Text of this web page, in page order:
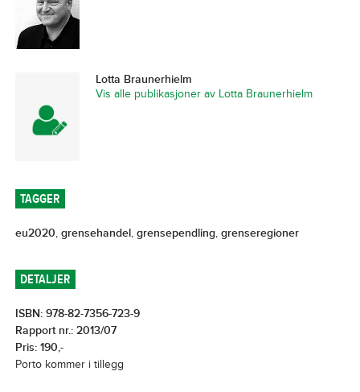
Lotta Braunerhielm
Vis alle publikasjoner av Lotta Braunerhielm
TAGGER
eu2020, grensehandel, grensependling, grenseregioner
DETALJER
ISBN: 978-82-7356-723-9
Rapport nr.: 2013/07
Pris: 190,-
Porto kommer i tillegg